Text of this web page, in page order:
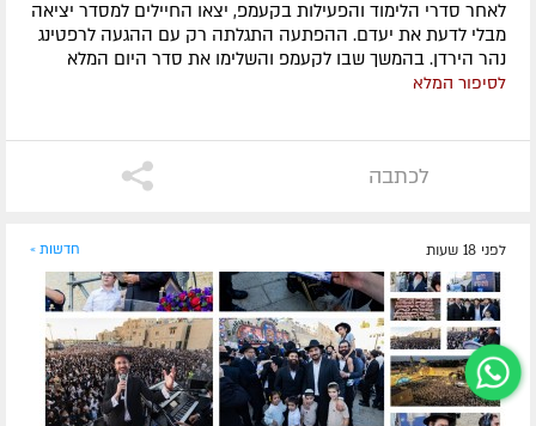
לאחר סדרי הלימוד והפעילות בקעמפ, יצאו החיילים למסדר יציאה
מבלי לדעת את יעדם. ההפתעה התגלתה רק עם ההגעה לרפטינג
נהר הירדן. בהמשך שבו לקעמפ והשלימו את סדר היום המלא
לסיפור המלא
לכתבה
לפני 18 שעות חדשות »